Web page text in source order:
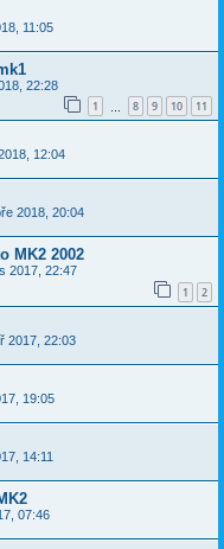
11:05
22:28
1 8 9 10 11
12:04
2018, 20:04
MK2 2002
2017, 22:47
1 2
2017, 22:03
19:05
14:11
07:46